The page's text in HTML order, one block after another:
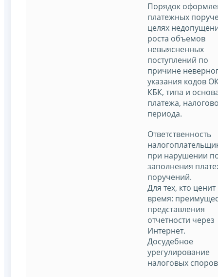
Порядок
платежных
целях
роста объемов
невыясненных
поступлений по
причине
указания кодов
КБК, типа и
платежа,
периода.
Ответственность
при нарушении
заполнения
поручений.
Для тех, кто ценит
время:
представления
отчетности через
Интернет.
Досудебное
урегулирование
налоговых